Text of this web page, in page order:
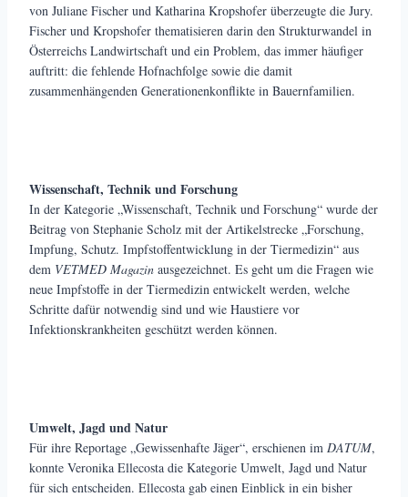
von Juliane Fischer und Katharina Kropshofer überzeugte die Jury.
Fischer und Kropshofer thematisieren darin den Strukturwandel in
Österreichs Landwirtschaft und ein Problem, das immer häufiger
auftritt: die fehlende Hofnachfolge sowie die damit
zusammenhängenden Generationenkonflikte in Bauernfamilien.
Wissenschaft, Technik und Forschung
In der Kategorie „Wissenschaft, Technik und Forschung“ wurde der
Beitrag von Stephanie Scholz mit der Artikelstrecke „Forschung,
Impfung, Schutz. Impfstoffentwicklung in der Tiermedizin“ aus
dem VETMED Magazin ausgezeichnet. Es geht um die Fragen wie
neue Impfstoffe in der Tiermedizin entwickelt werden, welche
Schritte dafür notwendig sind und wie Haustiere vor
Infektionskrankheiten geschützt werden können.
Umwelt, Jagd und Natur
Für ihre Reportage „Gewissenhafte Jäger“, erschienen im DATUM,
konnte Veronika Ellecosta die Kategorie Umwelt, Jagd und Natur
für sich entscheiden. Ellecosta gab einen Einblick in ein bisher